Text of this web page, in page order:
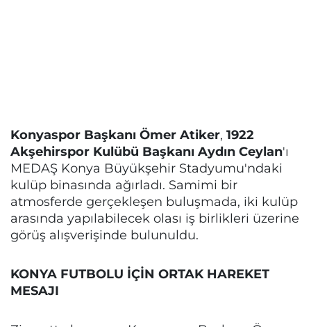
Konyaspor Başkanı Ömer Atiker, 1922
Akşehirspor Kulübü Başkanı Aydın Ceylan'ı
MEDAŞ Konya Büyükşehir Stadyumu'ndaki
kulüp binasında ağırladı. Samimi bir
atmosferde gerçekleşen buluşmada, iki kulüp
arasında yapılabilecek olası iş birlikleri üzerine
görüş alışverişinde bulunuldu.
KONYA FUTBOLU İÇİN ORTAK HAREKET
MESAJI